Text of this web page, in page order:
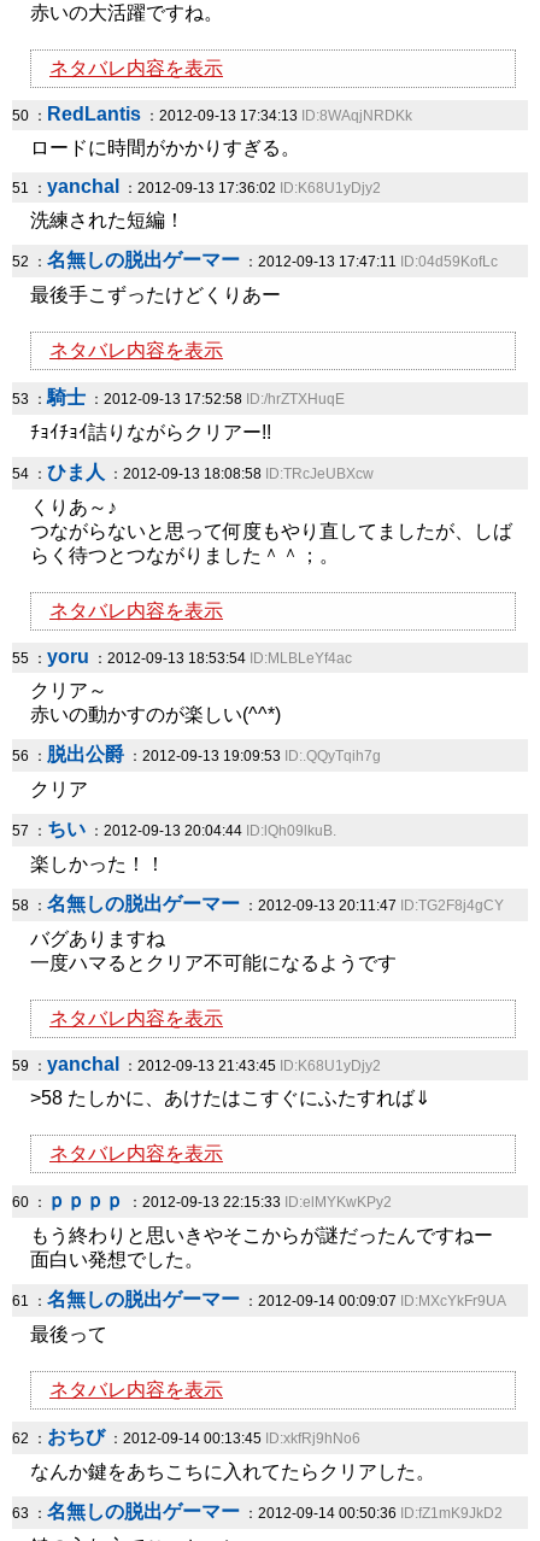
赤いの大活躍ですね。
ネタバレ内容を表示
50 ： RedLantis ：2012-09-13 17:34:13 ID:8WAqjNRDKk
ロードに時間がかかりすぎる。
51 ： yanchal ：2012-09-13 17:36:02 ID:K68U1yDjy2
洗練された短編！
52 ： 名無しの脱出ゲーマー ：2012-09-13 17:47:11 ID:04d59KofLc
最後手こずったけどくりあー
ネタバレ内容を表示
53 ：騎士 ：2012-09-13 17:52:58 ID:/hrZTXHuqE
ﾁｮｲﾁｮｲ詰りながらクリアー!!
54 ： ひま人 ：2012-09-13 18:08:58 ID:TRcJeUBXcw
くりあ～♪
つながらないと思って何度もやり直してましたが、しば
らく待つとつながりました＾＾；。
ネタバレ内容を表示
55 ： yoru ：2012-09-13 18:53:54 ID:MLBLeYf4ac
クリア～
赤いの動かすのが楽しい(^^*)
56 ： 脱出公爵 ：2012-09-13 19:09:53 ID:.QQyTqih7g
クリア
57 ： ちい ：2012-09-13 20:04:44 ID:lQh09lkuB.
楽しかった！！
58 ： 名無しの脱出ゲーマー ：2012-09-13 20:11:47 ID:TG2F8j4gCY
バグありますね
一度ハマるとクリア不可能になるようです
ネタバレ内容を表示
59 ： yanchal ：2012-09-13 21:43:45 ID:K68U1yDjy2
>58 たしかに、あけたはこすぐにふたすれば⇓
ネタバレ内容を表示
60 ： ｐｐｐｐ ：2012-09-13 22:15:33 ID:elMYKwKPy2
もう終わりと思いきやそこからが謎だったんですねー
面白い発想でした。
61 ： 名無しの脱出ゲーマー ：2012-09-14 00:09:07 ID:MXcYkFr9UA
最後って
ネタバレ内容を表示
62 ： おちび ：2012-09-14 00:13:45 ID:xkfRj9hNo6
なんか鍵をあちこちに入れてたらクリアした。
63 ： 名無しの脱出ゲーマー ：2012-09-14 00:50:36 ID:fZ1mK9JkD2